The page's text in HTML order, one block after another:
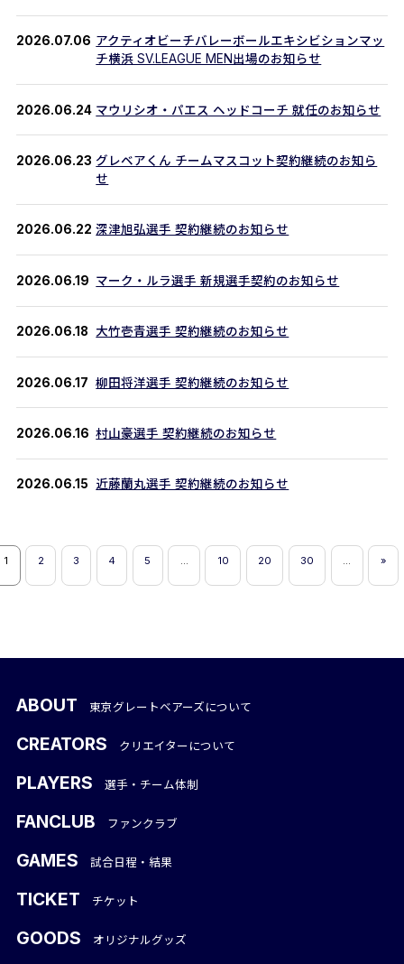
2026.07.06 アクティオビーチバレーボールエキシビションマッ
チ横浜 SV.LEAGUE MEN出場のお知らせ
2026.06.24 マウリシオ・パエス ヘッドコーチ 就任のお知らせ
2026.06.23 グレベアくん チームマスコット契約継続のお知ら
せ
2026.06.22 深津旭弘選手 契約継続のお知らせ
2026.06.19 マーク・ルラ選手 新規選手契約のお知らせ
2026.06.18 大竹壱青選手 契約継続のお知らせ
2026.06.17 柳田将洋選手 契約継続のお知らせ
2026.06.16 村山豪選手 契約継続のお知らせ
2026.06.15 近藤蘭丸選手 契約継続のお知らせ
1 2 3 4 5 ... 10 20 30 ... »
ABOUT 東京グレートベアーズについて
CREATORS クリエイターについて
PLAYERS 選手・チーム体制
FANCLUB ファンクラブ
GAMES 試合日程・結果
TICKET チケット
GOODS オリジナルグッズ